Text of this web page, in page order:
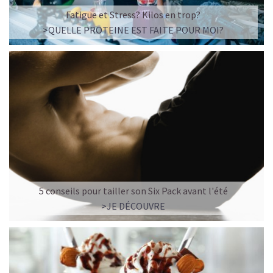
☕ LATTE MACCHIATO GLACÉ
Fatigue et Stress? Kilos en trop?
>QUELLE PROTEINE EST FAITE POUR MOI?
5 conseils pour tailler son Six Pack avant l'été
>JE DÉCOUVRE